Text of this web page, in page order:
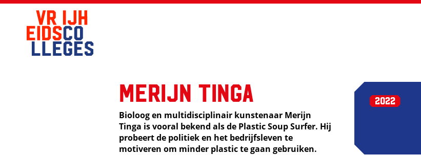
Merijn Tinga
Bioloog en multidisciplinair kunstenaar Merijn
Tinga is vooral bekend als de Plastic Soup Surfer. Hij
probeert de politiek en het bedrijfsleven te
motiveren om minder plastic te gaan gebruiken.
2022